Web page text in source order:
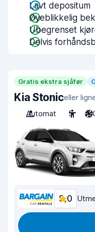
Lavt depositum
Øyeblikkelig
Ubegrenset
Delvis
Gratis ekstra sjåfør
Kia Stoniceller
Automat
5 A/
9,0